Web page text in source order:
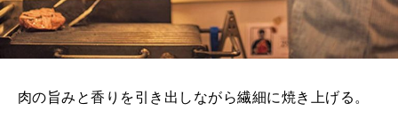
肉の旨みと香りを引き出しながら繊細に焼き上げる。